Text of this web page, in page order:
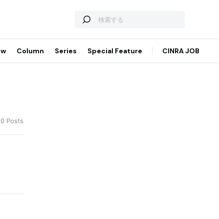
Column Series Special Feature CINRA JOB
Posts